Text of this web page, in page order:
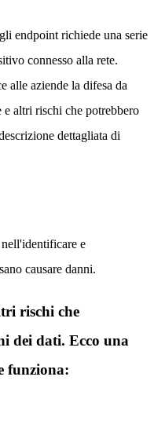
endpoint richiede una serie
connesso alla rete.
alle aziende la difesa da
altri rischi che potrebbero
dettagliata di
e
causare danni.
rischi che
dei dati. Ecco una
funziona: